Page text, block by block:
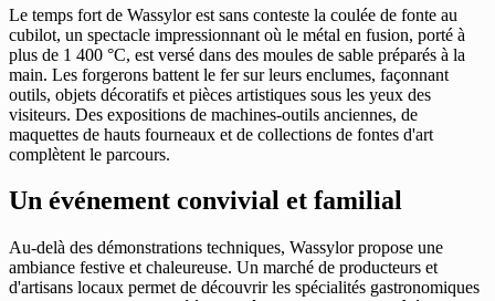
Le temps fort de Wassylor est sans conteste la coulée de fonte au
cubilot, un spectacle impressionnant où le métal en fusion, porté à
plus de 1 400 °C, est versé dans des moules de sable préparés à la
main. Les forgerons battent le fer sur leurs enclumes, façonnant
outils, objets décoratifs et pièces artistiques sous les yeux des
visiteurs. Des expositions de machines-outils anciennes, de
maquettes de hauts fourneaux et de collections de fontes d'art
complètent le parcours.
Un événement convivial et familial
Au-delà des démonstrations techniques, Wassylor propose une
ambiance festive et chaleureuse. Un marché de producteurs et
d'artisans locaux permet de découvrir les spécialités gastronomiques